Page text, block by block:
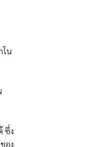
โน
ซึ่ง
อง